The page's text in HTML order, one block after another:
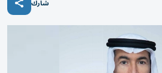
شارك